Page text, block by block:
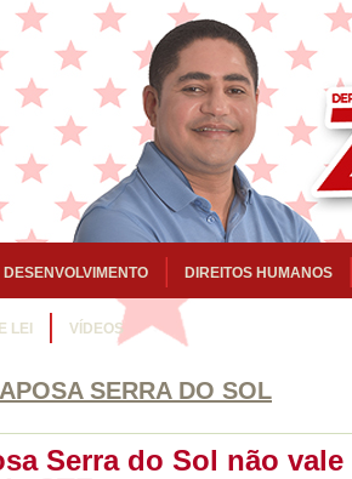
DESENVOLVIMENTO DIREITOS HUMANOS
LEI VÍDEOS
SERRA DO SOL
Serra do Sol não